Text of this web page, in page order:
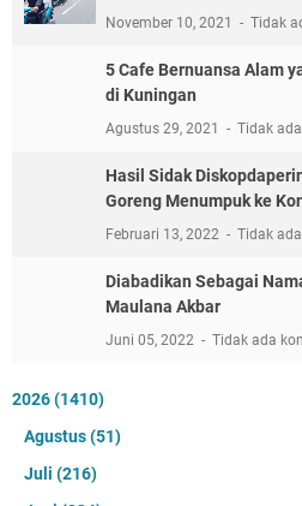
November 10, 2021 Tidak
5 Cafe Bernuansa Alam
di Kuningan
Agustus 29, 2021 Tidak
Hasil Sidak
Goreng Menumpuk ke
Februari 13, 2022 Tidak
Diabadikan Sebagai
Maulana Akbar
Juni 05, 2022 Tidak ada
2026(1410)
Agustus(51)
Juli (216)